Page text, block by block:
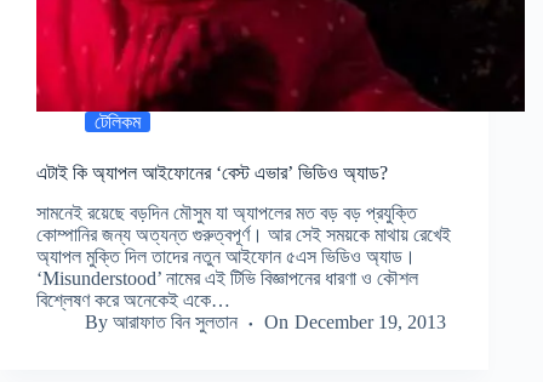
টেলিকম
এটাই কি অ্যাপল আইফোনের ‘বেস্ট এভার’ ভিডিও অ্যাড?
সামনেই রয়েছে বড়দিন মৌসুম যা অ্যাপলের মত বড় বড় প্রযুক্তি
কোম্পানির জন্য অত্যন্ত গুরুত্বপূর্ণ। আর সেই সময়কে মাথায় রেখেই
অ্যাপল মুক্তি দিল তাদের নতুন আইফোন ৫এস ভিডিও অ্যাড।
‘Misunderstood’ নামের এই টিভি বিজ্ঞাপনের ধারণা ও কৌশল
বিশ্লেষণ করে অনেকেই একে…
By আরাফাত বিন সুলতান On December 19, 2013